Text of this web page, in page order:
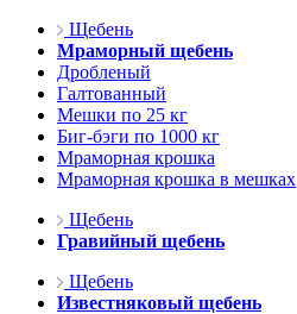
Щебень
Мраморный щебень
Дробленый
Галтованный
Мешки по 25 кг
Биг-бэги по 1000 кг
Мраморная крошка
Мраморная крошка в мешках
Щебень
Гравийный щебень
Щебень
Известняковый щебень